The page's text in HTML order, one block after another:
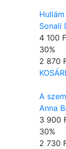
Hullám
Sonali
4 100
30%
2 870
A
Anna
3 900
30%
2 730